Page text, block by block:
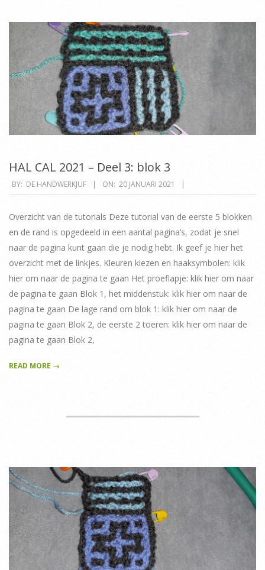
HAL CAL 2021 – Deel 3: blok 3
2021-
01-
20
BY: DE HANDWERKJUF ON: 20 JANUARI 2021
Overzicht van de tutorials Deze tutorial van de eerste 5 blokken
en de rand is opgedeeld in een aantal pagina’s, zodat je snel
naar de pagina kunt gaan die je nodig hebt. Ik geef je hier het
overzicht met de linkjes. Kleuren kiezen en haaksymbolen: klik
hier om naar de pagina te gaan Het proeflapje: klik hier om naar
de pagina te gaan Blok 1, het middenstuk: klik hier om naar de
pagina te gaan De lage rand om blok 1: klik hier om naar de
pagina te gaan Blok 2, de eerste 2 toeren: klik hier om naar de
pagina te gaan Blok 2,
READ MORE →